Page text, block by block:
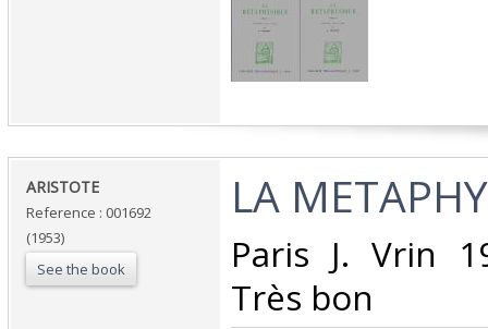
‎ARISTOTE‎
Reference : 001692
(1953)
See the book
‎LA
‎Paris J. Vrin
Très bon ‎